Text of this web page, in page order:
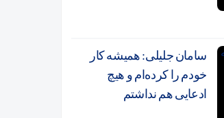
سامان جلیلی: همیشه کار
خودم را کرده‌ام و هیچ
ادعایی هم نداشتم